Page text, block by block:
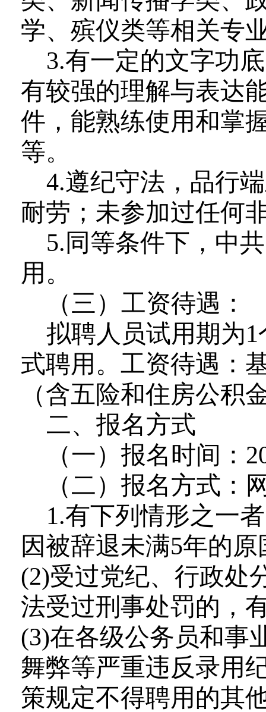
学、殡仪类等相关专
3.有一定的文字功
有较强的理解与表达
件 ， 能熟练使用和掌
等。
4.遵纪守法，品行
耐劳 ； 未参加过任何
5.同等条件下， 中
用。
（三 ） 工资待遇 ：
拟聘人员试用期为
式聘用。 工资待遇：
（含五险和住房公积
二、报名方式
（一）报名时间：
（二）报名方式：
1.有下列情形之一
因被辞退未满5年的
(2)受过党纪、行政处
法受过刑事处罚的，
(3)在各级公务员和事
舞弊等严重违反录用
策规定不得聘用的其